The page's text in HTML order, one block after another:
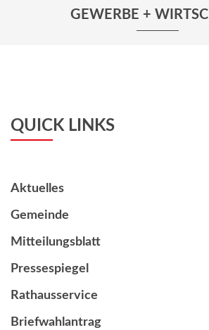
GEWERBE +
QUICK LINKS
Aktuelles
Gemeinde
Mitteilungsblatt
Pressespiegel
Rathausservice
Briefwahlantrag